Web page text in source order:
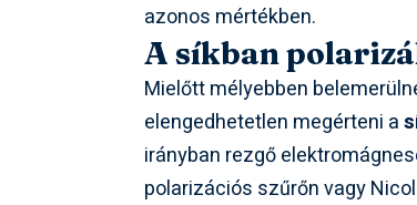
azonos mértékben.
A síkban
Mielőtt mélyebben
elengedhetetlen megérteni a
irányban rezgő
polarizációs szűrőn vagy